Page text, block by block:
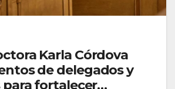
Karla Córdova
de delegados y
para fortalecer